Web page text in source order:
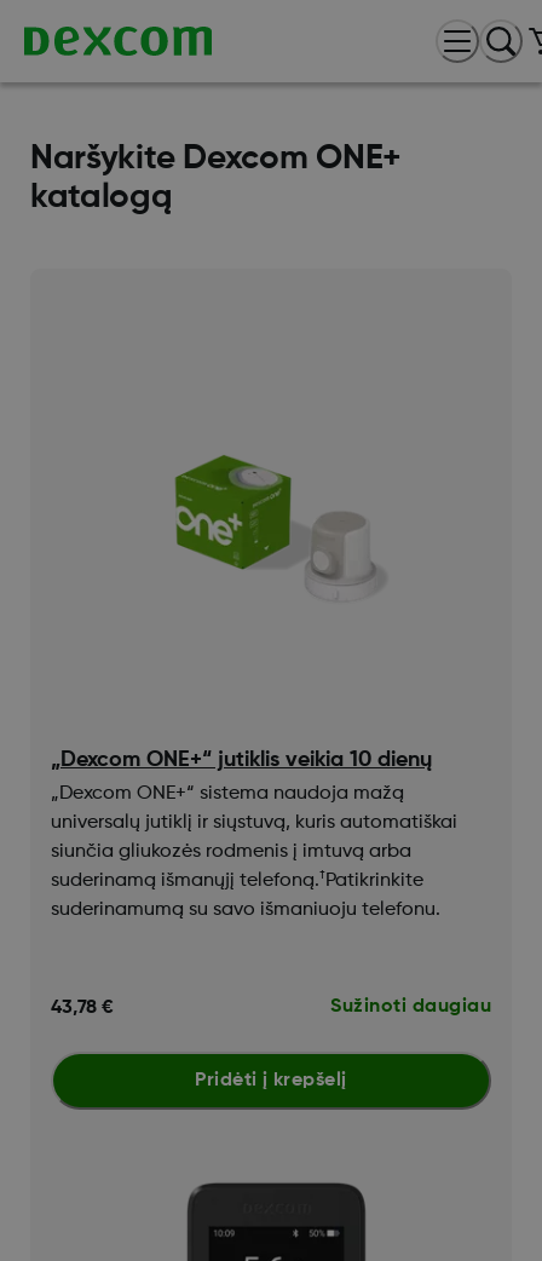
Naršykite Dexcom ONE+
katalogą
​​​„Dexcom ONE+“ jutiklis veikia 10 dienų
„Dexcom ONE+“ sistema naudoja mažą
universalų jutiklį ir siųstuvą, kuris automatiškai
siunčia gliukozės rodmenis į imtuvą arba
suderinamą išmanųjį telefoną.† Patikrinkite
suderinamumą su savo išmaniuoju telefonu.
43,78 € Sužinoti daugiau
Pridėti į krepšelį